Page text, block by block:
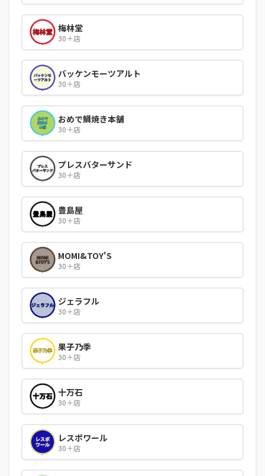
梅林堂
30＋店
バッケンモーツアルト
30＋店
おめで鯛焼き本舗
30＋店
プレスバターサンド
30＋店
豊島屋
30＋店
MOMI&TOY'S
30＋店
ジェラフル
30＋店
果子乃季
30＋店
十万石
30＋店
レスポワール
30＋店